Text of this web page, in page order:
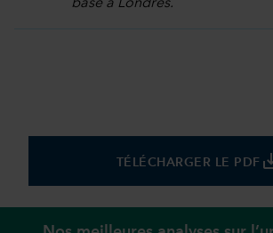
basé à Londres.
TÉLÉCHARGER LE PDF